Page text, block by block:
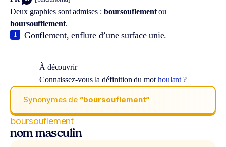
Deux graphies sont admises : boursouflementou
boursoufflement.
Gonflement, enflure d’une surface unie.
1
À découvrir
Connaissez-vous la définition du mot houlant ?
Synonymes de “boursouflement“
boursouflement
nom masculin